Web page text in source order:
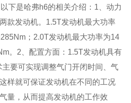
下是哈弗h6的相关介绍：1、动力
款发动机。1.5T发动机最大功率
；2.0T发动机最大功率为14
。2、配置方面：1.5T发动机具有
要可实现调整气门开闭时间、气
样就可保证发动机在不同的工况
量，从而提高发动机的工作效